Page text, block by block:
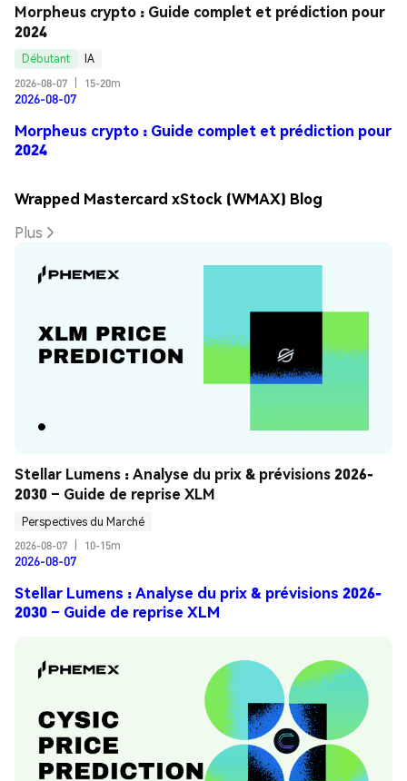
Morpheus crypto : Guide complet et prédiction pour
2024
Débutant
IA
2026-08-07
15-20m
2026-08-07
Morpheus crypto : Guide complet et prédiction pour
2024
Wrapped Mastercard xStock (WMAX) Blog
Plus
Stellar Lumens : Analyse du prix & prévisions 2026-
2030 – Guide de reprise XLM
Perspectives du Marché
2026-08-07
10-15m
2026-08-07
Stellar Lumens : Analyse du prix & prévisions 2026-
2030 – Guide de reprise XLM